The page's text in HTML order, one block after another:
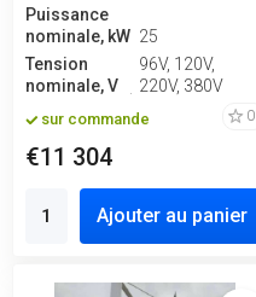
Puissance
nominale, kW 25
Tension
nominale, V
96V, 120V,
220V, 380V
sur commande 0
€11 304
Ajouter au panier